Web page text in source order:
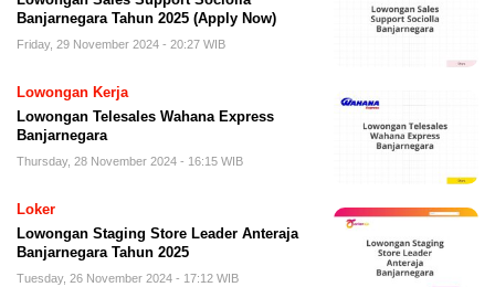
Banjarnegara Tahun 2025 (Apply Now)
Friday, 29 November 2024 - 20:27 WIB
Lowongan Kerja
Lowongan Telesales Wahana Express
Banjarnegara
Thursday, 28 November 2024 - 16:15 WIB
Loker
Lowongan Staging Store Leader Anteraja
Banjarnegara Tahun 2025
Tuesday, 26 November 2024 - 17:12 WIB